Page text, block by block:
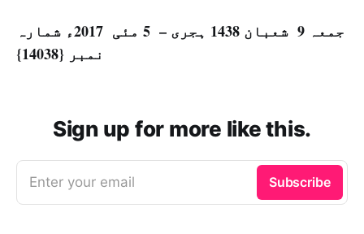
جمعہ 9 شعبان 1438 ہجری – 5 مئی 2017ء شمارہ
نمبر {14038}
Sign up for more like this.
Enter your email Subscribe